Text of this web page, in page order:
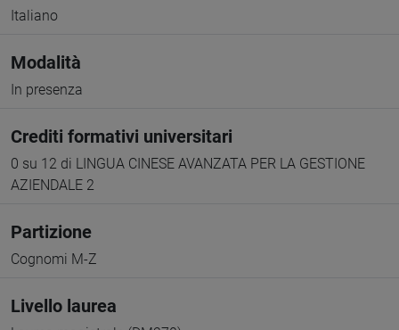
Italiano
Modalità
In presenza
Crediti formativi universitari
0 su 12 di LINGUA CINESE AVANZATA PER LA GESTIONE
AZIENDALE 2
Partizione
Cognomi M-Z
Livello laurea